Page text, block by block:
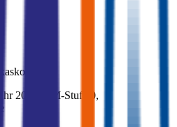
2025,
BM-Stufe 0,